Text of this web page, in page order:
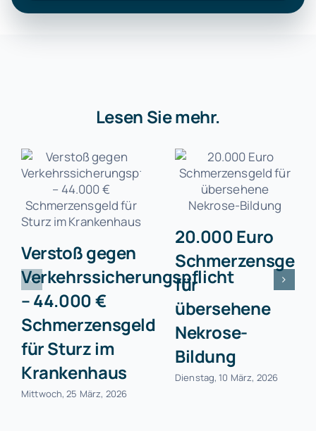
Lesen Sie mehr.
Verstoß gegen
Verkehrssicherungspflicht
– 44.000 €
Schmerzensgeld
für Sturz im
Krankenhaus
Mittwoch, 25 März, 2026
20.000 Euro
Schmerzensgeld
für
übersehene
Nekrose-
Bildung
Dienstag, 10 März, 2026